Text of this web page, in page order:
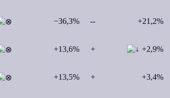
−36,3% -- +21,2%
+13,6% + +2,9%
+13,5% + +3,4%